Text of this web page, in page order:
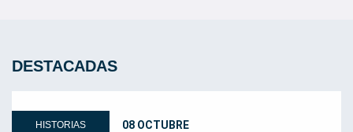
DESTACADAS
HISTORIAS 08 OCTUBRE